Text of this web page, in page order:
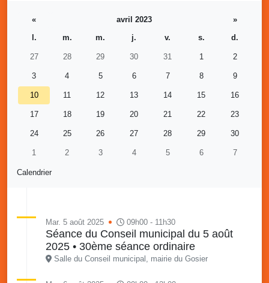
Calendrier
« avril 2023
»
l.
m. m. j. v. s. d.
27 28 29 30 31 1 2
3 4 5 6 7 8 9
10 11 12 13 14 15 16
17 18 19 20 21 22 23
24 25 26 27 28 29 30
1 2 3 4 5 6 7
Mar. 5 août 2025 09h00 - 11h30
Séance du Conseil municipal du 5 août
2025 • 30ème séance ordinaire
Salle du Conseil municipal, mairie du Gosier